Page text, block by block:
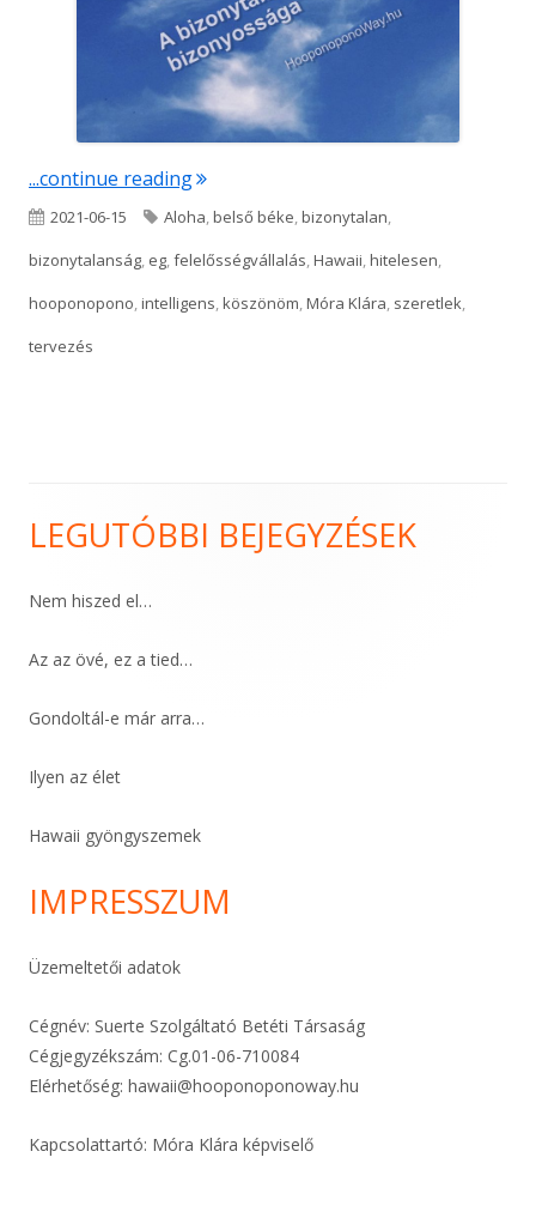
...continue reading"A bizonytalan bizonyossága"
Published
on
2021-06-15 Tags
Aloha,belső béke,bizonytalan,
bizonytalanság, eg,felelősségvállalás,Hawaii,hitelesen,
hooponopono,intelligens,köszönöm,Móra Klára, szeretlek,
tervezés
Main
Sidebar
LEGUTÓBBI BEJEGYZÉSEK
Nem hiszed el…
Az az övé, ez a tied…
Gondoltál-e már arra…
Ilyen az élet
Hawaii gyöngyszemek
IMPRESSZUM
Üzemeltetői adatok
Cégnév: Suerte Szolgáltató Betéti Társaság
Cégjegyzékszám: Cg.01-06-710084
Elérhetőség: hawaii@hooponoponoway.hu
Kapcsolattartó: Móra Klára képviselő